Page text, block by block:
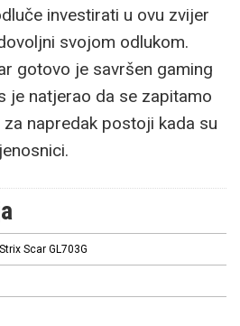
investirati u ovu zvijer
svojom odlukom.
gotovo je savršen gaming
je natjerao da se zapitamo
napredak postoji kada su
Scar GL703G